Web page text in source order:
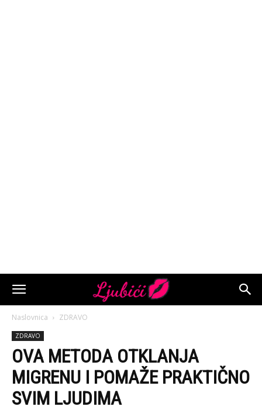
Naslovnica ZDRAVO
ZDRAVO
OVA METODA OTKLANJA
MIGRENU I POMAŽE PRAKTIČNO
SVIM LJUDIMA